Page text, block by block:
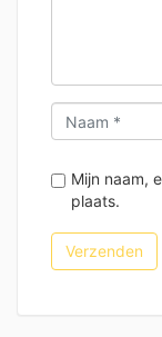
Mijn naam,
plaats.